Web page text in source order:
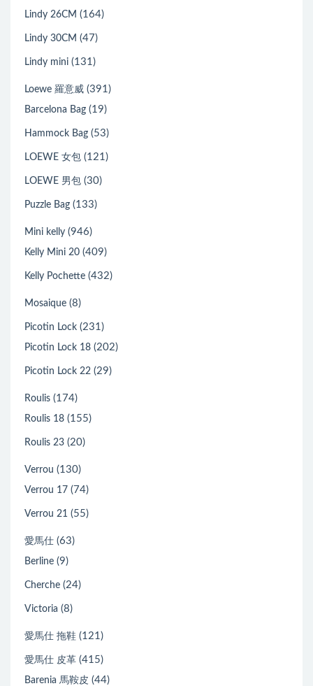
Lindy 26CM (164)
Lindy 30CM (47)
Lindy mini (131)
Loewe 羅意威 (391)
Barcelona Bag (19)
Hammock Bag (53)
LOEWE 女包 (121)
LOEWE 男包 (30)
Puzzle Bag (133)
Mini kelly (946)
Kelly Mini 20 (409)
Kelly Pochette (432)
Mosaique (8)
Picotin Lock (231)
Picotin Lock 18 (202)
Picotin Lock 22 (29)
Roulis (174)
Roulis 18 (155)
Roulis 23 (20)
Verrou (130)
Verrou 17 (74)
Verrou 21 (55)
愛馬仕 (63)
Berline (9)
Cherche (24)
Victoria (8)
愛馬仕 拖鞋 (121)
愛馬仕 皮革 (415)
Barenia 馬鞍皮 (44)